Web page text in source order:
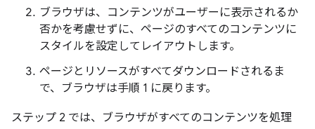
ブラウザは、コンテンツがユーザーに表示されるか
否かを考慮せずに、ページのすべてのコンテンツに
スタイルを設定してレイアウトします。
ページとリソースがすべてダウンロードされるま
で、ブラウザは手順 1 に戻ります。
ステップ 2 では、ブラウザがすべてのコンテンツを処理